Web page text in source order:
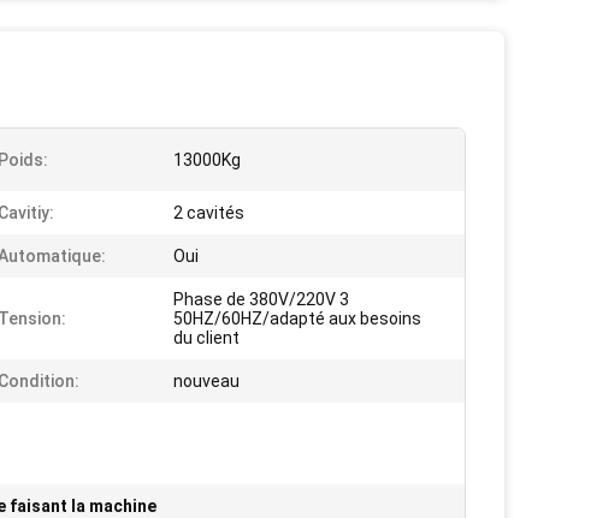
Poids: 13000Kg
Cavitiy: 2 cavités
Oui
Tension:
Phase de 380V/220V 3
50HZ/60HZ/adapté aux besoins
du client
Condition: nouveau
faisant la machine